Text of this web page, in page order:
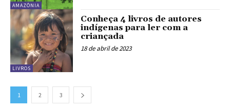
AMAZÔNIA
LIVROS
Conheça 4 livros de autores
indígenas para ler com a
criançada
18 de abril de 2023
1 2 3